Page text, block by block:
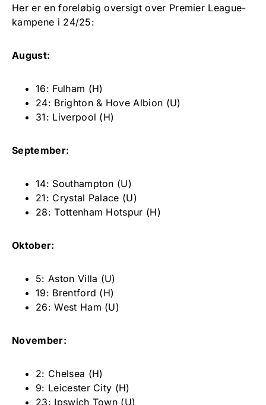
Her er en foreløbig oversigt over Premier League-
kampene i 24/25:
August:
16: Fulham (H)
24: Brighton & Hove Albion (U)
31: Liverpool (H)
September:
14: Southampton (U)
21: Crystal Palace (U)
28: Tottenham Hotspur (H)
Oktober:
5: Aston Villa (U)
19: Brentford (H)
26: West Ham (U)
November:
2: Chelsea (H)
9: Leicester City (H)
23: Ipswich Town (U)